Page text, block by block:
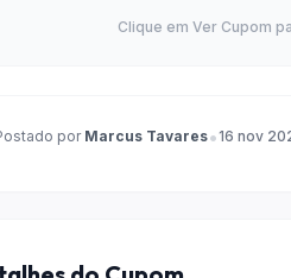
Clique em Ver Cupom
por Marcus Tavares•16 nov